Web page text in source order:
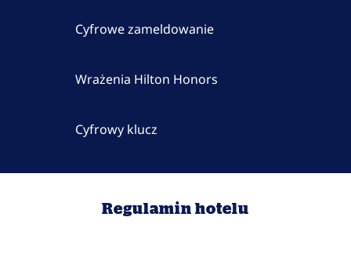
Cyfrowe zameldowanie
Wrażenia Hilton Honors
Cyfrowy klucz
Regulamin hotelu